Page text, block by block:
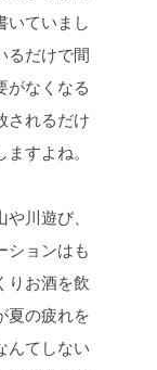
いていまし
るだけで間
がなくなる
されるだけ
すよね。
川遊び、
ションはも
りお酒を飲
夏の疲れを
んてしない